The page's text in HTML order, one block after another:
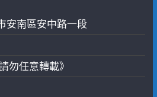
安南區安中路一段
勿任意轉載》